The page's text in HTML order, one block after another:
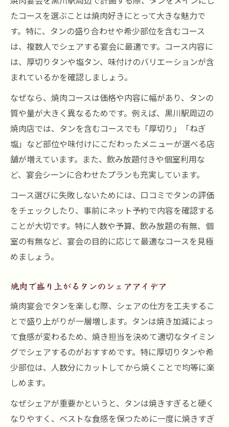
たコースを選ぶことは焼肉好きにとって大きな魅力で
す。特に、タンの盛り合わせや希少部位を含むコース
は、複数人でシェアする宴会に最適です。コース内容に
は、厚切りタンや塩タン、味付けのバリエーションが含
まれているかを確認しましょう。
なぜなら、焼肉コースは価格や内容に幅があり、タンの
質や量が大きく異なるためです。例えば、黒川駅周辺の
焼肉店では、タンを含むコースでも「厚切り」「ねぎ
塩」など部位や味付けにこだわったメニューが選べる店
舗が増えています。また、飲み放題付きや個室利用な
ど、宴会シーンに合わせたプランも充実しています。
コース選びに失敗しないためには、口コミでタンの評価
をチェックしたり、事前にネット予約で内容を確認する
ことが大切です。特に人数や予算、飲み放題の有無、個
室の有無など、宴会の目的に応じて最適なコースを見極
めましょう。
焼肉で盛り上がるタンのシェアアイデア
焼肉宴会でタンを楽しむ際、シェアの仕方を工夫するこ
とで盛り上がりが一層増します。タンは焼き加減によっ
て食感が変わるため、焼き担当を決めて適切なタイミン
グでシェアするのがおすすめです。特に厚切りタンや希
少部位は、人数分にカットしてから焼くことで均等に楽
しめます。
なぜシェアが重要かというと、タンは焼きすぎると硬く
なりやすく、ベストな食感を保つために一度に焼きすぎ